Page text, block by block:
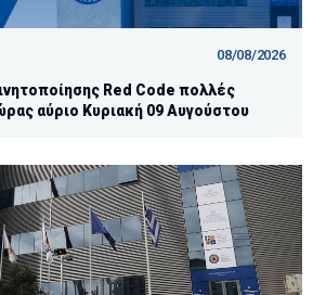
08/08/2026
Red Code πολλές
αύριο Κυριακή 09 Αυγούστου